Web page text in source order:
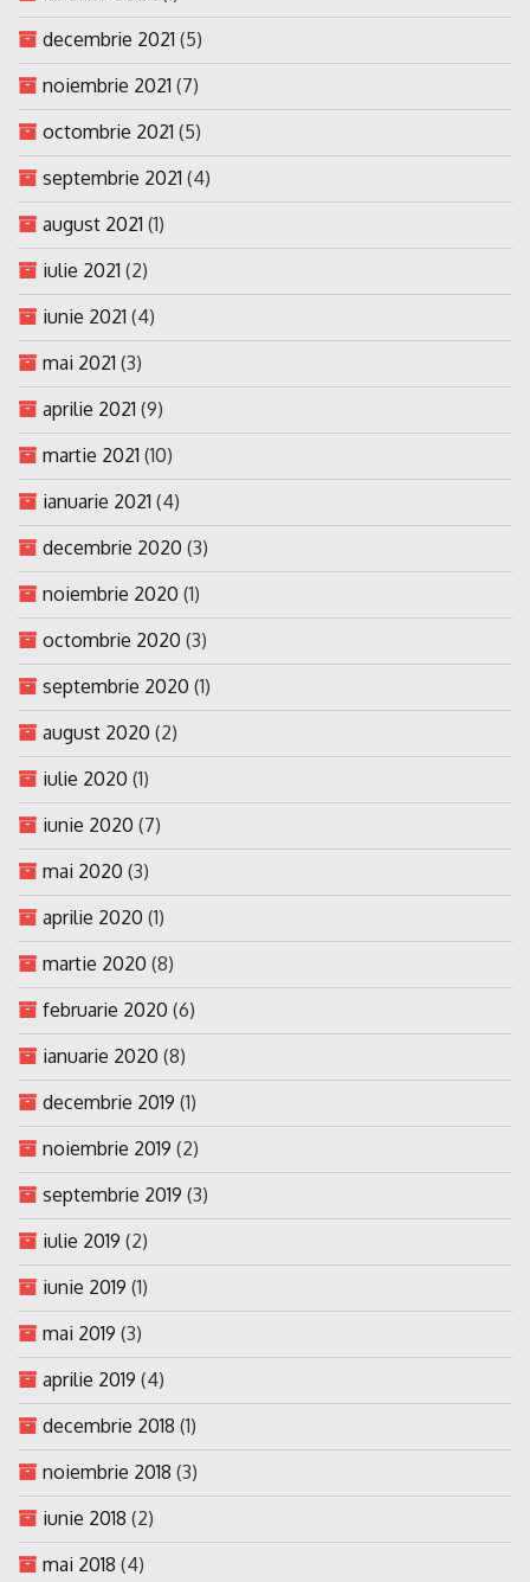
decembrie 2021 (5)
noiembrie 2021 (7)
octombrie 2021 (5)
septembrie 2021 (4)
august 2021 (1)
iulie 2021 (2)
iunie 2021 (4)
mai 2021 (3)
aprilie 2021 (9)
martie 2021 (10)
ianuarie 2021 (4)
decembrie 2020 (3)
noiembrie 2020 (1)
octombrie 2020 (3)
septembrie 2020 (1)
august 2020 (2)
iulie 2020 (1)
iunie 2020 (7)
mai 2020 (3)
aprilie 2020 (1)
martie 2020 (8)
februarie 2020 (6)
ianuarie 2020 (8)
decembrie 2019 (1)
noiembrie 2019 (2)
septembrie 2019 (3)
iulie 2019 (2)
iunie 2019 (1)
mai 2019 (3)
aprilie 2019 (4)
decembrie 2018 (1)
noiembrie 2018 (3)
iunie 2018 (2)
mai 2018 (4)